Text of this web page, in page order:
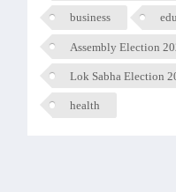
business
Assembly Election
Lok Sabha Election
health